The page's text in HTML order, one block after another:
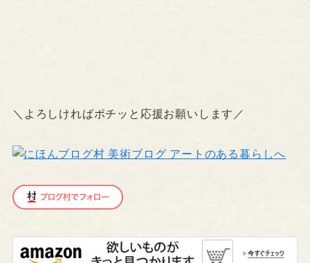
＼よろしければポチッと応援お願いします／